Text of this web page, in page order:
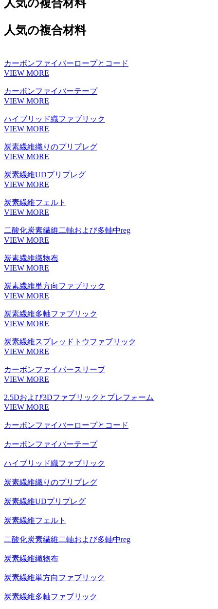
人気の複合材料
人気の複合材料
カーボンファイバーロープとコード
VIEW MORE
カーボンファイバーテープ
VIEW MORE
ハイブリッド織ファブリック
VIEW MORE
炭素繊維織りのプリプレグ
VIEW MORE
炭素繊維UDプリプレグ
VIEW MORE
炭素繊維フェルト
VIEW MORE
二酸化炭素繊維二軸および多軸中reg
VIEW MORE
炭素繊維織物布
VIEW MORE
炭素繊維単方向ファブリック
VIEW MORE
炭素繊維多軸ファブリック
VIEW MORE
炭素繊維スプレッドトウファブリック
VIEW MORE
カーボンファイバースリーブ
VIEW MORE
2.5Dおよび3Dファブリックとプレフォーム
VIEW MORE
カーボンファイバーロープとコード
カーボンファイバーテープ
ハイブリッド織ファブリック
炭素繊維織りのプリプレグ
炭素繊維UDプリプレグ
炭素繊維フェルト
二酸化炭素繊維二軸および多軸中reg
炭素繊維織物布
炭素繊維単方向ファブリック
炭素繊維多軸ファブリック